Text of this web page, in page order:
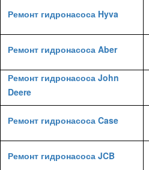
Ремонт гидронасоса Hyva
Ремонт гидронасоса Aber
Ремонт гидронасоса John
Deere
Ремонт гидронасоса Case
Ремонт гидронасоса JCB